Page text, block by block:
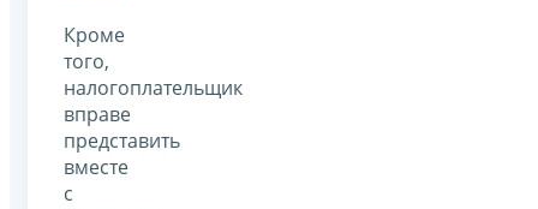
Кроме
того,
налогоплательщик
вправе
представить
вместе
с